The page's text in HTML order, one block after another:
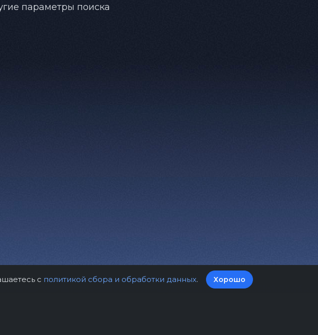
параметры поиска
с политикой сбора и обработки данных. Хорошо